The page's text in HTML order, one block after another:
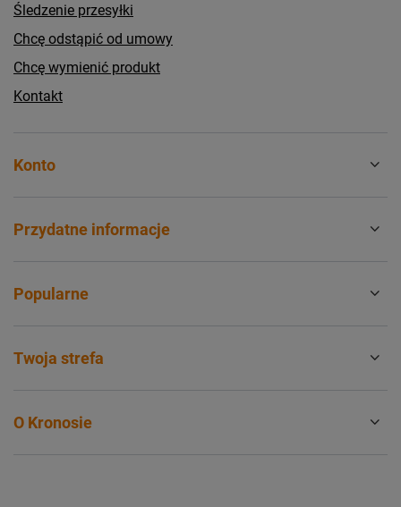
Śledzenie przesyłki
Chcę odstąpić od umowy
Chcę wymienić produkt
Kontakt
Konto
Przydatne informacje
Popularne
Twoja strefa
O Kronosie